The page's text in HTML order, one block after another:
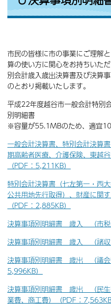
市民の皆様に市の事業にご理解
算の使い方に関心をお持ちいた
別会計歳入歳出決算書及び決算
のとおり掲載いたします。
平成22年度越谷市一般会計特別
別明細書
※容量が55.1MBのため、適宜
一般会計決算書、特別会計決算
期高齢者医療、介護保険、東越
（PDF：5,211KB）
特別会計決算書（七左第一・西
公共用地先行取得）、財産に関
（PDF：2,885KB）
決算事項別明細書 歳入 （市税
決算事項別明細書 歳入 （諸収
決算事項別明細書 歳出 （議会
5,996KB）
決算事項別明細書 歳出 （民生
業費、商工費）（PDF：7,563KB